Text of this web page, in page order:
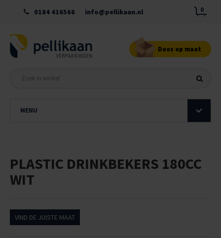
0184 416566 info@pellikaan.nl 0
Doos op maat
MENU
PLASTIC DRINKBEKERS 180CC
WIT
VIND DE JUISTE MAAT